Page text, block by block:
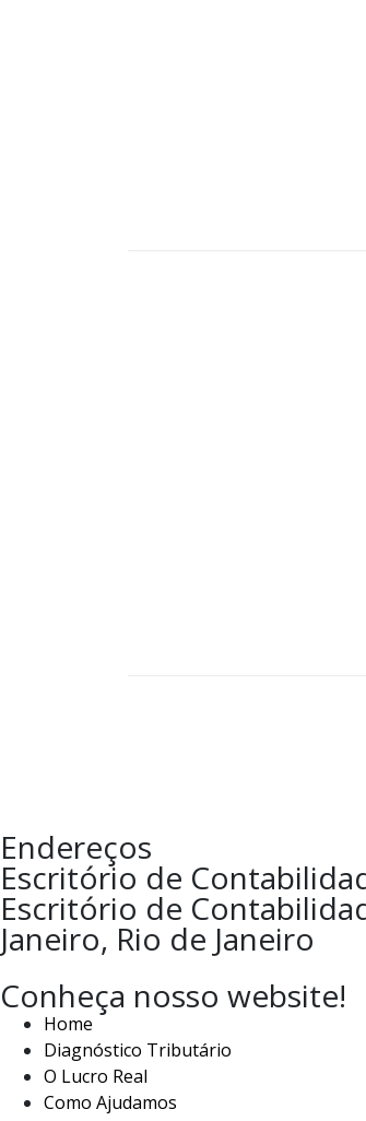
Endereços
Escritório de
Escritório de
Janeiro, Rio de Janeiro
Conheça nosso website!
Home
Diagnóstico Tributário
O Lucro Real
Como Ajudamos